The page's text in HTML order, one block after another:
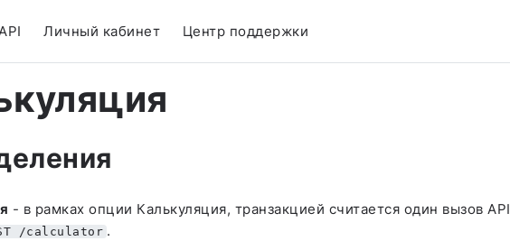
Личный кабинет Центр поддержки
- в рамках опции Калькуляция, транзакцией считается один вызов API
/calculator .